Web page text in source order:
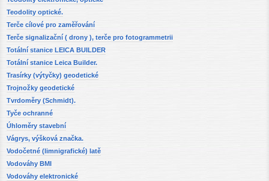
Teodolity optické.
Terče cílové pro zaměřování
Terče signalizační ( drony ), terče pro fotogrammetrii
Totální stanice LEICA BUILDER
Totální stanice Leica Builder.
Trasírky (výtyčky) geodetické
Trojnožky geodetické
Tvrdoměry (Schmidt).
Tyče ochranné
Úhloměry stavební
Vágrys, výšková značka.
Vodočetné (limnigrafické) latě
Vodováhy BMI
Vodováhy elektronické